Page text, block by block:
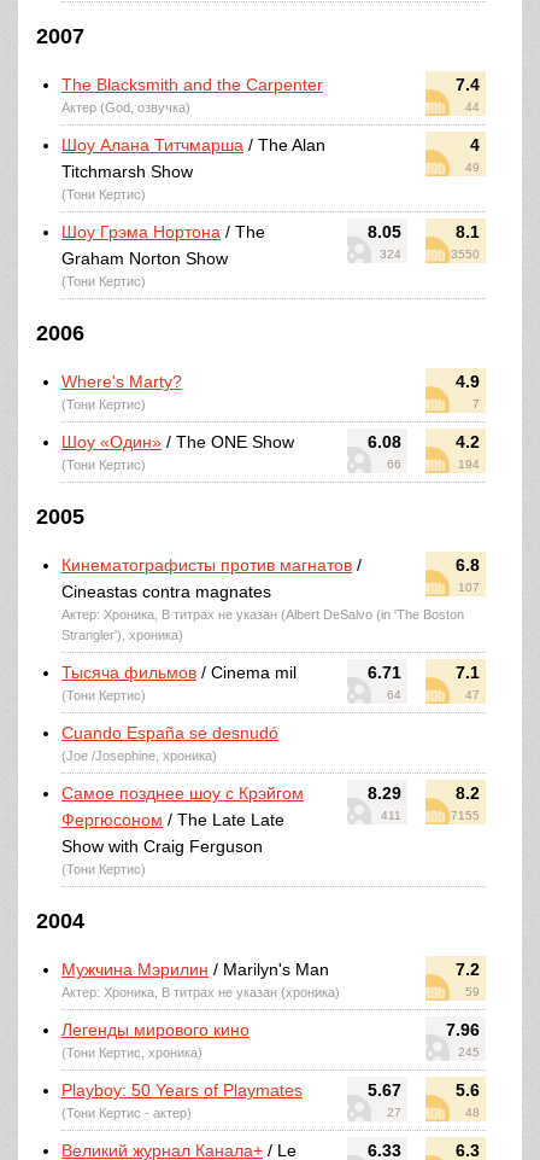
2007
7.4
44
The Blacksmith and the Carpenter
Актер (God, озвучка)
4
49
Шоу Алана Титчмарша / The Alan
Titchmarsh Show
(Тони Кертис)
8.05
324
8.1
3550
Шоу Грэма Нортона / The
Graham Norton Show
(Тони Кертис)
2006
4.9
7
Where's Marty?
(Тони Кертис)
6.08
66
4.2
194
Шоу «Один» / The ONE Show
(Тони Кертис)
2005
6.8
107
Кинематографисты против магнатов /
Cineastas contra magnates
Актер: Хроника, В титрах не указан (Albert DeSalvo (in 'The Boston
Strangler'), хроника)
6.71
64
7.1
47
Тысяча фильмов / Cinema mil
(Тони Кертис)
Cuando España se desnudó
(Joe /Josephine, хроника)
8.29
411
8.2
7155
Самое позднее шоу с Крэйгом
Фергюсоном / The Late Late
Show with Craig Ferguson
(Тони Кертис)
2004
7.2
59
Мужчина Мэрилин / Marilyn's Man
Актер: Хроника, В титрах не указан (хроника)
7.96
245
Легенды мирового кино
(Тони Кертис, хроника)
5.67
27
5.6
48
Playboy: 50 Years of Playmates
(Тони Кертис - актер)
6.33 6.3
Великий журнал Канала+ / Le